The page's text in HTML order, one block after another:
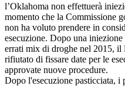
l’Oklahoma non effettuerà
momento che la Commissione
non ha voluto prendere in
esecuzione. Dopo una
errati mix di droghe nel 2015, il
rifiutato di fissare date per le
approvate nuove procedure.
Dopo l'esecuzione pasticciata, i